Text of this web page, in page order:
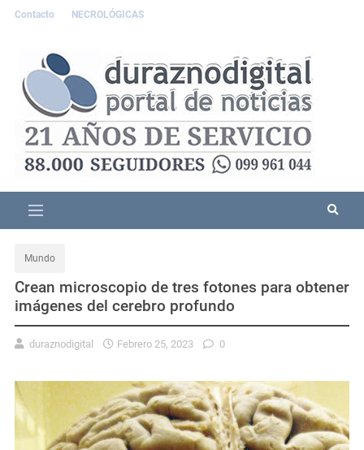
Contacto NECROLÓGICAS
Mundo
Crean microscopio de tres fotones para obtener
imágenes del cerebro profundo
duraznodigital Febrero 25, 2023 0